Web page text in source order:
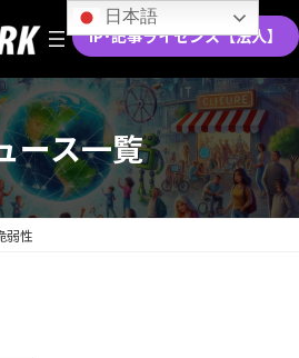
IP･記事ライセンス【法人】
ース一覧
弱性
日本語